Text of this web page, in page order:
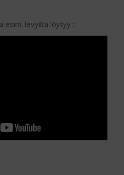
esim. levyiltä löytyy :